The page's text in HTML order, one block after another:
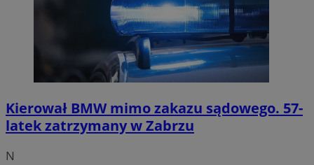
Kierował BMW mimo zakazu sądowego. 57-
latek zatrzymany w Zabrzu
N